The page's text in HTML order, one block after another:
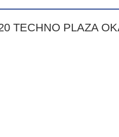
TECHNO PLAZA